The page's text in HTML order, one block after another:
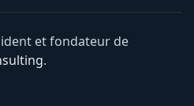
et fondateur de
.